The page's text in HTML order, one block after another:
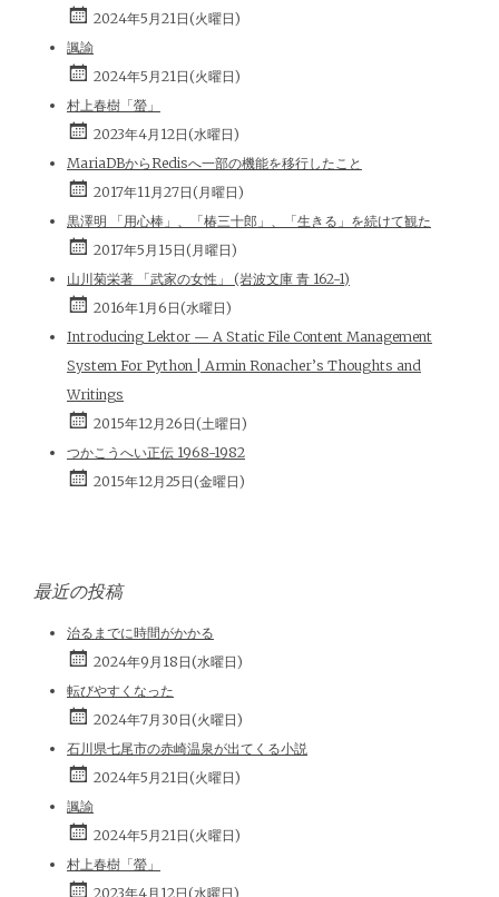
2024年5月21日(火曜日)
諷諭
2024年5月21日(火曜日)
村上春樹「螢」
2023年4月12日(水曜日)
MariaDBからRedisへ一部の機能を移行したこと
2017年11月27日(月曜日)
黒澤明 「用心棒」、「椿三十郎」、「生きる」を続けて観た
2017年5月15日(月曜日)
山川菊栄著 「武家の女性」 (岩波文庫 青 162-1)
2016年1月6日(水曜日)
Introducing Lektor — A Static File Content Management
System For Python | Armin Ronacher’s Thoughts and
Writings
2015年12月26日(土曜日)
つかこうへい正伝 1968-1982
2015年12月25日(金曜日)
最近の投稿
治るまでに時間がかかる
2024年9月18日(水曜日)
転びやすくなった
2024年7月30日(火曜日)
石川県七尾市の赤崎温泉が出てくる小説
2024年5月21日(火曜日)
諷諭
2024年5月21日(火曜日)
村上春樹「螢」
2023年4月12日(水曜日)